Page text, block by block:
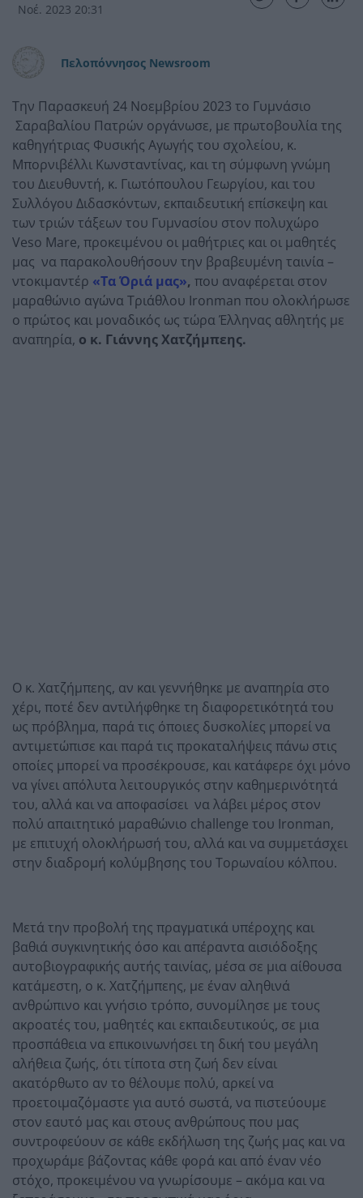
Νοέ. 2023 20:31
Πελοπόννησος Newsroom
Την Παρασκευή 24 Νοεμβρίου 2023 το Γυμνάσιο
Σαραβαλίου Πατρών οργάνωσε, με πρωτοβουλία της
καθηγήτριας Φυσικής Αγωγής του σχολείου, κ.
Μπορνιβέλλι Κωνσταντίνας, και τη σύμφωνη γνώμη
του Διευθυντή, κ. Γιωτόπουλου Γεωργίου, και του
Συλλόγου Διδασκόντων, εκπαιδευτική επίσκεψη και
των τριών τάξεων του Γυμνασίου στον πολυχώρο
Veso Mare, προκειμένου οι μαθήτριες και οι μαθητές
μας να παρακολουθήσουν την βραβευμένη ταινία –
ντοκιμαντέρ «Τα Όριά μας», που αναφέρεται στον
μαραθώνιο αγώνα Τριάθλου Ironman που ολοκλήρωσε
ο πρώτος και μοναδικός ως τώρα Έλληνας αθλητής με
αναπηρία, ο κ. Γιάννης Χατζήμπεης.
Ο κ. Χατζήμπεης, αν και γεννήθηκε με αναπηρία στο
χέρι, ποτέ δεν αντιλήφθηκε τη διαφορετικότητά του
ως πρόβλημα, παρά τις όποιες δυσκολίες μπορεί να
αντιμετώπισε και παρά τις προκαταλήψεις πάνω στις
οποίες μπορεί να προσέκρουσε, και κατάφερε όχι μόνο
να γίνει απόλυτα λειτουργικός στην καθημερινότητά
του, αλλά και να αποφασίσει να λάβει μέρος στον
πολύ απαιτητικό μαραθώνιο challenge του Ironman,
με επιτυχή ολοκλήρωσή του, αλλά και να συμμετάσχει
στην διαδρομή κολύμβησης του Τορωναίου κόλπου.
Μετά την προβολή της πραγματικά υπέροχης και
βαθιά συγκινητικής όσο και απέραντα αισιόδοξης
αυτοβιογραφικής αυτής ταινίας, μέσα σε μια αίθουσα
κατάμεστη, ο κ. Χατζήμπεης, με έναν αληθινά
ανθρώπινο και γνήσιο τρόπο, συνομίλησε με τους
ακροατές του, μαθητές και εκπαιδευτικούς, σε μια
προσπάθεια να επικοινωνήσει τη δική του μεγάλη
αλήθεια ζωής, ότι τίποτα στη ζωή δεν είναι
ακατόρθωτο αν το θέλουμε πολύ, αρκεί να
προετοιμαζόμαστε για αυτό σωστά, να πιστεύουμε
στον εαυτό μας και στους ανθρώπους που μας
συντροφεύουν σε κάθε εκδήλωση της ζωής μας και να
προχωράμε βάζοντας κάθε φορά και από έναν νέο
στόχο, προκειμένου να γνωρίσουμε – ακόμα και να